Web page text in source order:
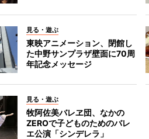
見る・遊ぶ
東映アニメーション、閉館し
た中野サンプラザ壁面に70周
年記念メッセージ
見る・遊ぶ
牧阿佐美バレヱ団、なかの
ZEROで子どものためのバレ
エ公演「シンデレラ」